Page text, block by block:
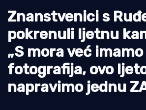
Pomorstvo
Ribolov
Ekologija
Tradicija i kultura
Znanstvenici s
pokrenuli ljetnu
„S mora već
fotografija, ovo
napravimo jednu